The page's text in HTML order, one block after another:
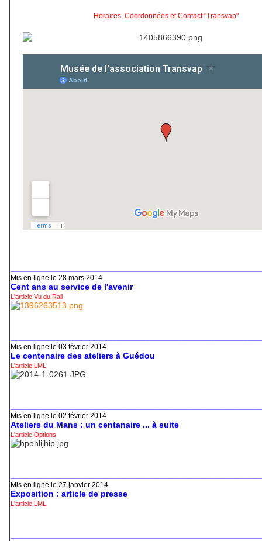
Horaires, Coordonnées et Contact "Transvap"
Mis en ligne le 28 mars 2014
Cent ans au service de l'avenir
L'article Vu du Rail
Mis en ligne le 03 février 2014
Le centenaire des ateliers à Guédou
L'article LML
Mis en ligne le 02 février 2014
Ateliers du Mans : un centanaire ... à suite
L'article Options
Mis en ligne le 27 janvier 2014
Exposition : article de presse
L'article LML